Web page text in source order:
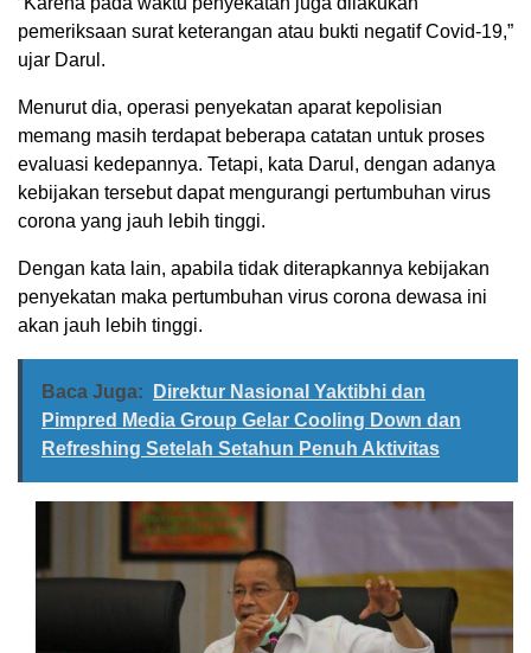
pemeriksaan surat keterangan atau bukti negatif Covid-19,”
ujar Darul.
Menurut dia, operasi penyekatan aparat kepolisian
memang masih terdapat beberapa catatan untuk proses
evaluasi kedepannya. Tetapi, kata Darul, dengan adanya
kebijakan tersebut dapat mengurangi pertumbuhan virus
corona yang jauh lebih tinggi.
Dengan kata lain, apabila tidak diterapkannya kebijakan
penyekatan maka pertumbuhan virus corona dewasa ini
akan jauh lebih tinggi.
Baca Juga:
Direktur Nasional Yaktibhi dan
Pimpred Media Group Gelar Cooling Down dan
Refreshing Setelah Setahun Penuh Aktivitas